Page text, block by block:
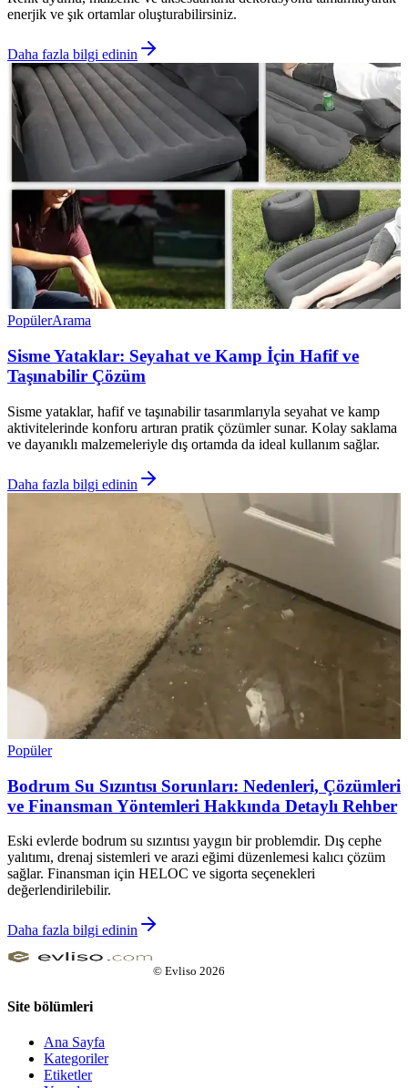
enerjik ve şık ortamlar oluşturabilirsiniz.
Daha fazla bilgi edinin
PopülerArama
Sisme Yataklar: Seyahat ve Kamp İçin Hafif ve
Taşınabilir Çözüm
Sisme yataklar, hafif ve taşınabilir tasarımlarıyla seyahat ve kamp
aktivitelerinde konforu artıran pratik çözümler sunar. Kolay saklama
ve dayanıklı malzemeleriyle dış ortamda da ideal kullanım sağlar.
Daha fazla bilgi edinin
Popüler
Bodrum Su Sızıntısı Sorunları: Nedenleri, Çözümleri
ve Finansman Yöntemleri Hakkında Detaylı Rehber
Eski evlerde bodrum su sızıntısı yaygın bir problemdir. Dış cephe
yalıtımı, drenaj sistemleri ve arazi eğimi düzenlemesi kalıcı çözüm
sağlar. Finansman için HELOC ve sigorta seçenekleri
değerlendirilebilir.
Daha fazla bilgi edinin
© Evliso 2026
Site bölümleri
Ana Sayfa
Kategoriler
Etiketler